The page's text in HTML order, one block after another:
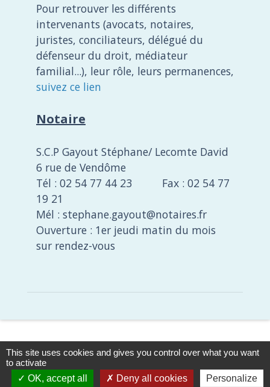
Pour retrouver les différents
intervenants (avocats, notaires,
juristes, conciliateurs, délégué du
défenseur du droit, médiateur
familial...), leur rôle, leurs permanences,
suivez ce lien
Notaire
S.C.P Gayout Stéphane/ Lecomte David
6 rue de Vendôme
Tél : 02 54 77 44 23 Fax : 02 54 77
19 21
Mél : stephane.gayout@notaires.fr
Ouverture : 1er jeudi matin du mois
sur rendez-vous
This site uses cookies and gives you control over what you want
to activate
OK, accept all
Deny all cookies Personalize